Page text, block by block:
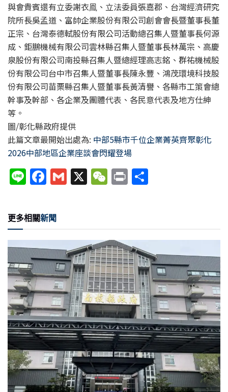
與會貴賓還有立委謝衣鳯、立法委員張嘉郡、台灣經濟研究
院所長吳孟道、富帥企業股份有限公司創會會長暨董事長董
正宗、台灣泰德軾股份有限公司活動總召集人暨董事長何源
成、鉅鵬機械有限公司雲林縣召集人暨董事長林萬宗、高慶
泉股份有限公司南投縣召集人暨總經理高志銘、群祐機械股
份有限公司台中市召集人暨董事長陳永豐、鴻茂環境科技股
份有限公司苗栗縣召集人暨董事長黃清譽、各縣市工策會總
幹事及幹部、各企業及團體代表、各民意代表及地方仕紳
等。
圖/彰化縣政府提供
此篇文章最開始出處為: 中部5縣市千位企業菁英齊聚彰化
2026中部地區企業座談會閃耀登場
Li
e
F
c
e
b
o
o
k
G X W
at
P
更多相關新聞